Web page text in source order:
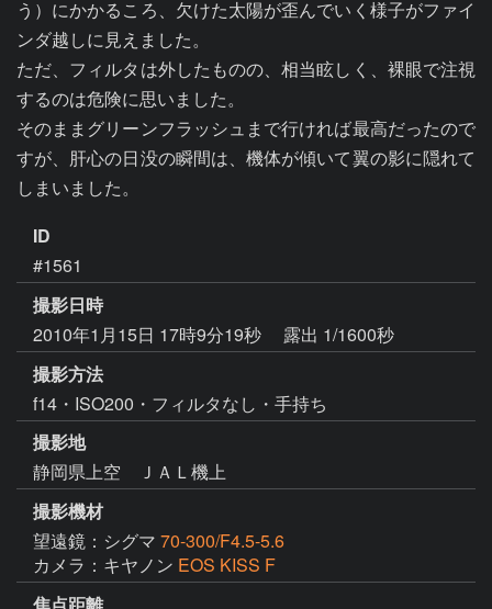
う）にかかるころ、欠けた太陽が歪んでいく様子がファイ
ンダ越しに見えました。
ただ、フィルタは外したものの、相当眩しく、裸眼で注視
するのは危険に思いました。
そのままグリーンフラッシュまで行ければ最高だったので
すが、肝心の日没の瞬間は、機体が傾いて翼の影に隠れて
ID
#1561
撮影日時
2010年1月15日 17時9分19秒
露出 1/1600秒
撮影方法
f14・ISO200・フィルタなし・手持ち
撮影地
静岡県上空 ＪＡＬ機上
撮影機材
望遠鏡：シグマ 70-300/F4.5-5.6
カメラ：キヤノン EOS KISS F